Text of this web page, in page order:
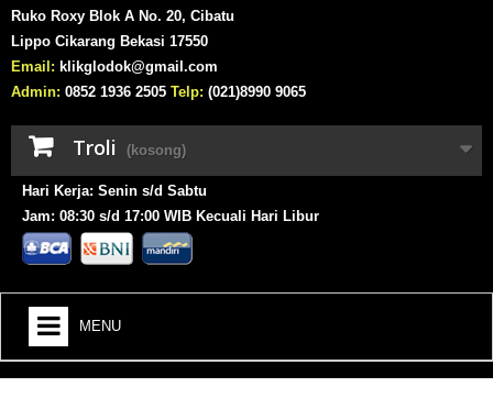
Ruko Roxy Blok A No. 20, Cibatu
Lippo Cikarang Bekasi 17550
Email: klikglodok@gmail.com
Admin: 0852 1936 2505 Telp: (021)8990 9065
Troli (kosong)
Hari Kerja: Senin s/d Sabtu
Jam: 08:30 s/d 17:00 WIB Kecuali Hari Libur
MENU